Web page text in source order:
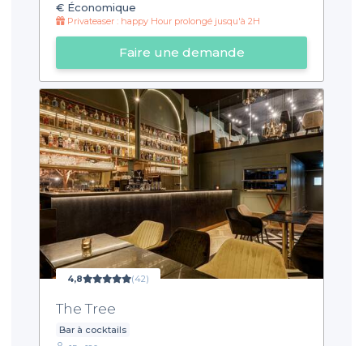
€ Économique
Privateaser : happy Hour prolongé jusqu'à 2H
Faire une demande
4,8 (42)
The Tree
Bar à cocktails